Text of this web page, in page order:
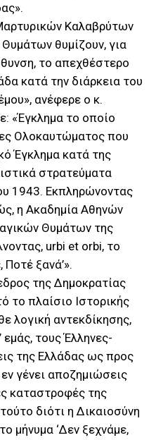
Καλαβρύτων
θυμίζουν, για
το απεχθέστερο
κατά την διάρκεια του
ανέφερε ο κ.
«Έγκλημα το οποίο
Ολοκαυτώματος που
Έγκλημα κατά της
στρατεύματα
1943. Εκπληρώνοντας
η Ακαδημία Αθηνών
Θυμάτων της
urbi et orbi, το
Ποτέ ξανά’».
της Δημοκρατίας
το πλαίσιο Ιστορικής
λογική αντεκδίκησης,
εμάς, τους Έλληνες-
της Ελλάδας ως προς
γένει αποζημιώσεις
καταστροφές της
διότι η Δικαιοσύνη
μήνυμα ‘Δεν ξεχνάμε,